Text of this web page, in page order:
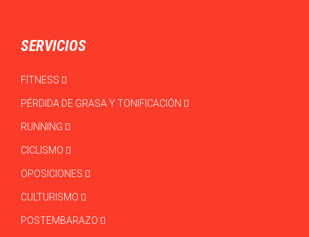
SERVICIOS
FITNESS
PÉRDIDA DE GRASA Y TONIFICACIÓN
RUNNING
CICLISMO
OPOSICIONES
CULTURISMO
POSTEMBARAZO